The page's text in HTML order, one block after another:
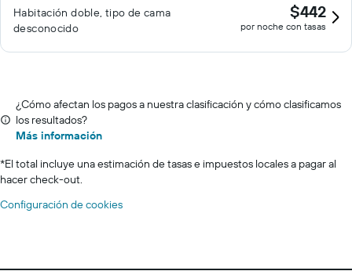
Habitación doble, tipo de cama
desconocido
$442
por noche con tasas
¿Cómo afectan los pagos a nuestra clasificación y cómo clasificamos
los resultados?
Más información
*El total incluye una estimación de tasas e impuestos locales a pagar al
hacer check-out.
Configuración de cookies